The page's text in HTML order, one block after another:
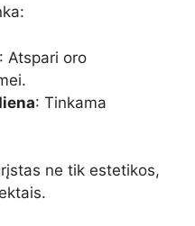
: Atspari oro
: Tinkama
ne tik estetikos,